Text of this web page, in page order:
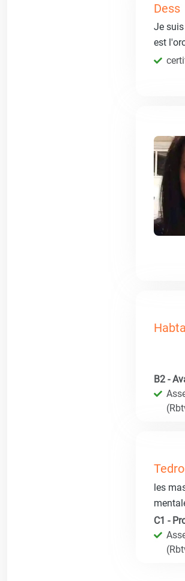
Dess
Je
est
B2 -
les
C1 -